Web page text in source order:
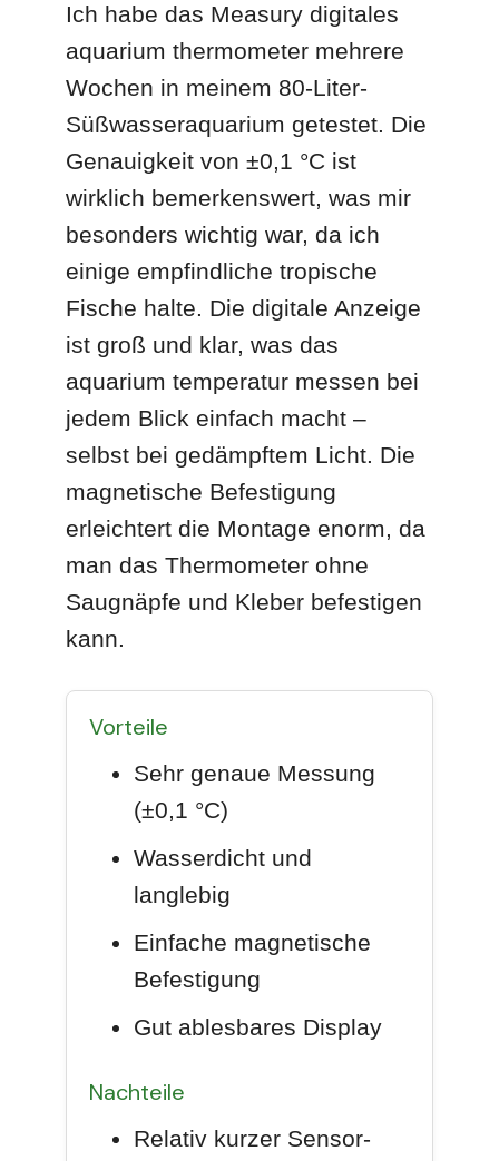
Ich habe das Measury digitales
aquarium thermometer mehrere
Wochen in meinem 80-Liter-
Süßwasseraquarium getestet. Die
Genauigkeit von ±0,1 °C ist
wirklich bemerkenswert, was mir
besonders wichtig war, da ich
einige empfindliche tropische
Fische halte. Die digitale Anzeige
ist groß und klar, was das
aquarium temperatur messen bei
jedem Blick einfach macht –
selbst bei gedämpftem Licht. Die
magnetische Befestigung
erleichtert die Montage enorm, da
man das Thermometer ohne
Saugnäpfe und Kleber befestigen
kann.
Vorteile
Sehr genaue Messung
(±0,1 °C)
Wasserdicht und
langlebig
Einfache magnetische
Befestigung
Gut ablesbares Display
Nachteile
Relativ kurzer Sensor-